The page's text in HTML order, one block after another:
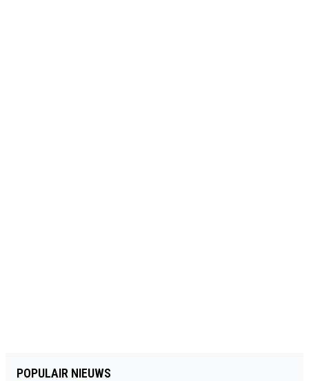
POPULAIR NIEUWS